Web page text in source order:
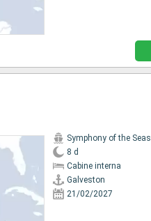
Symphony of the Seas
8 d
Cabine interna
Galveston
21/02/2027